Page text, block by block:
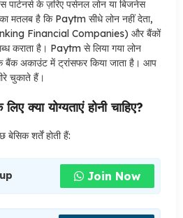
के ज़रिए पर्सनल लोन या बिजनेस
मतलब है कि Paytm सीधे लोन नहीं देता,
Financial Companies) और बैंकों
कराता है। Paytm से लिया गया लोन
बैंक अकाउंट में ट्रांसफर किया जाता है। आप
चुकाते हैं।
क्या योग्यताएं होनी चाहिए?
शर्तें होती हैं:
Join Now